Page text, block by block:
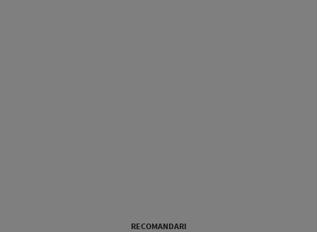
RECOMANDARI